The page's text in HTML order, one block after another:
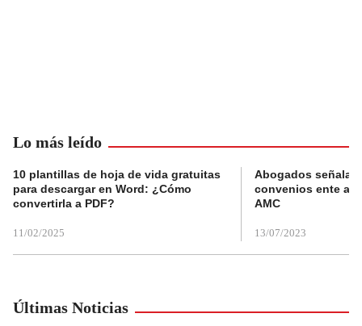
Lo más leído
10 plantillas de hoja de vida gratuitas
para descargar en Word: ¿Cómo
convertirla a PDF?
11/02/2025
Abogados
convenios ente
AMC
13/07/2023
Últimas Noticias